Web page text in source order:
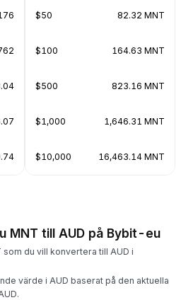
$50 82.32 MNT
$100 164.63 MNT
$500 823.16 MNT
$1,000 1,646.31 MNT
$10,000 16,463.14 MNT
MNT till AUD på Bybit-eu
du vill konvertera till AUD i
värde i AUD baserat på den aktuella